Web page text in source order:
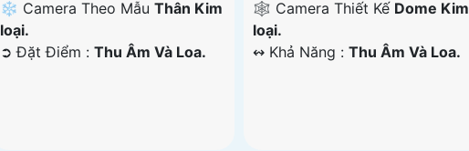
❄ Camera Theo MẫuThân Kim
loại.
️➲ Đặt Điểm :Thu Âm Và Loa.
🕸️ Camera Thiết Kế Dome Kim
loại.
️↭ Khả Năng : Thu Âm Và Loa.